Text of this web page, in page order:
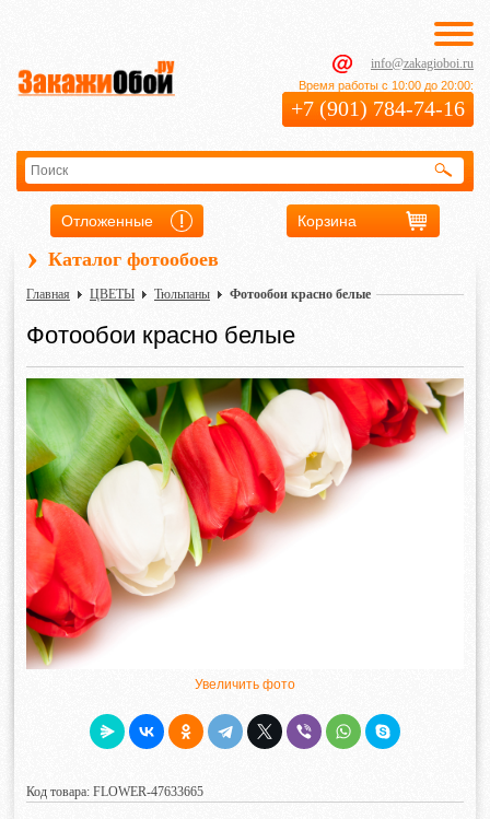
info@zakagioboi.ru
Время работы с 10:00 до 20:00:
+7 (901) 784-74-16
Отложенные Корзина
› Каталог фотообоев
Главная ЦВЕТЫ Тюльпаны Фотообои красно белые
Фотообои красно белые
Увеличить фото
Код товара: FLOWER-47633665